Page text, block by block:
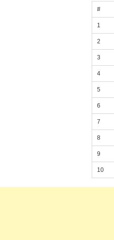
#
1
2
3
4
5
6
7
8
9
10